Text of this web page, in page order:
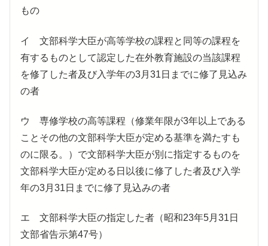
もの
イ 文部科学大臣が高等学校の課程と同等の課程を
有するものとして認定した在外教育施設の当該課程
を修了した者及び入学年の3月31日までに修了見込み
の者
ウ 専修学校の高等課程（修業年限が3年以上である
ことその他の文部科学大臣が定める基準を満たすも
のに限る。）で文部科学大臣が別に指定するものを
文部科学大臣が定める日以後に修了した者及び入学
年の3月31日までに修了見込みの者
エ 文部科学大臣の指定した者（昭和23年5月31日
文部省告示第47号）